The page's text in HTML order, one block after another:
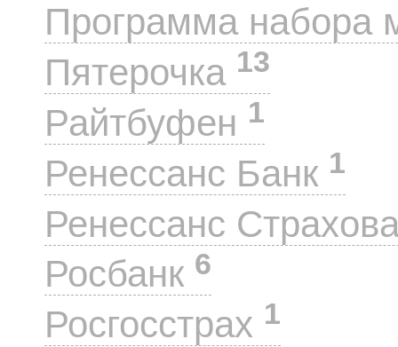
Программа набора
Пятерочка 13
Райтбуфен 1
Ренессанс Банк 1
Ренессанс
Росбанк 6
Росгосстрах 1